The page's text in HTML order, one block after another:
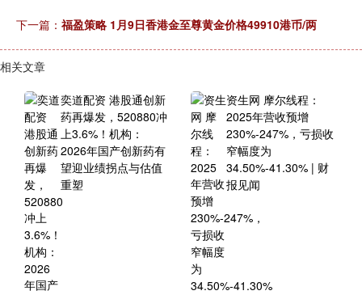
下一篇： 福盈策略 1月9日香港金至尊黄金价格49910港币/两
相关文章
奕道配资 港股通创新
药再爆发，520880冲
上3.6%！机构：
2026年国产创新药有
望迎业绩拐点与估值
重塑
资生网 摩尔线程：
2025年营收预增
230%-247%，亏损收
窄幅度为
34.50%-41.30% | 财
报见闻